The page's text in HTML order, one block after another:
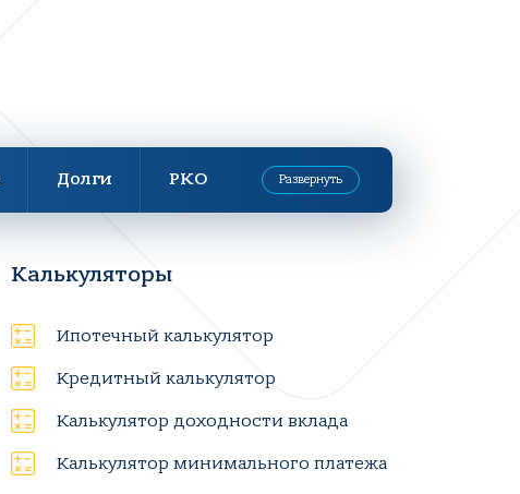
Долги РКО Развернуть
Калькуляторы
Ипотечный калькулятор
Кредитный калькулятор
Калькулятор доходности вклада
Калькулятор минимального платежа